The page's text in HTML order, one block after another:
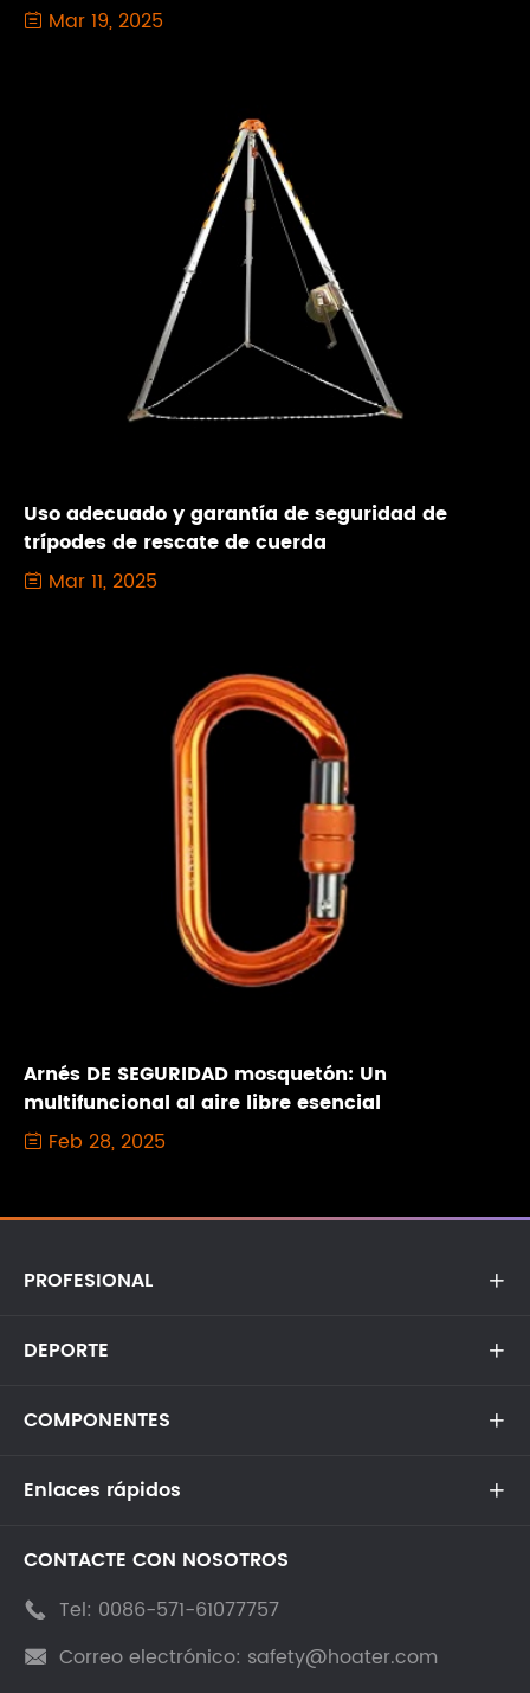
 Mar 19, 2025
Uso adecuado y garantía de seguridad de
trípodes de rescate de cuerda
 Mar 11, 2025
Arnés DE SEGURIDAD mosquetón: Un
multifuncional al aire libre esencial
 Feb 28, 2025
PROFESIONAL 
DEPORTE 
COMPONENTES 
Enlaces rápidos 
CONTACTE CON NOSOTROS
 Tel: 0086-571-61077757
 Correo electrónico: safety@hoater.com